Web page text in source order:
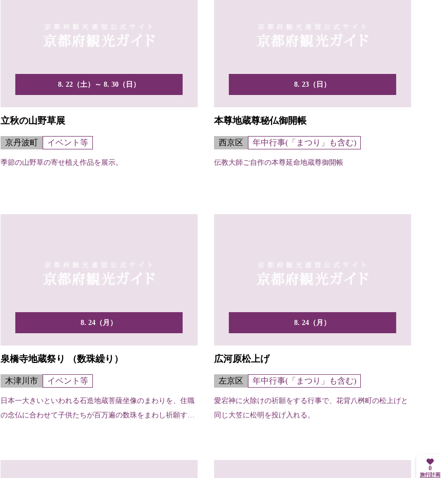
8. 22（土）～ 8. 30（日）
立秋の山野草展
京丹波町 イベント等
季節の山野草の寄せ植え作品を展示。
8. 23（日）
本尊地蔵尊秘仏御開帳
西京区 年中行事(「まつり」も含む)
伝教大師ご自作の本尊延命地蔵尊御開帳
8. 24（月）
泉橋寺地蔵祭り （数珠繰り）
木津川市 イベント等
日本一大きいといわれる石造地蔵菩薩坐像のまわりを、住職
の念仏に合わせて子供たちが百万遍の数珠をまわし祈願す
8. 24（月）
広河原松上げ
左京区 年中行事(「まつり」も含む)
愛宕神に火除けの祈願をする行事で、花背八桝町の松上げと
同じ大笠に松明を投げ入れる。
0
旅行計画